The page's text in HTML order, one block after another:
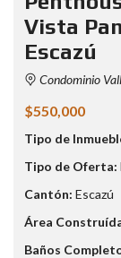
Vista
Escazú
Condominio
$550,000
Tipo de
Tipo de Oferta:
Cantón: Escazú
Área
Baños